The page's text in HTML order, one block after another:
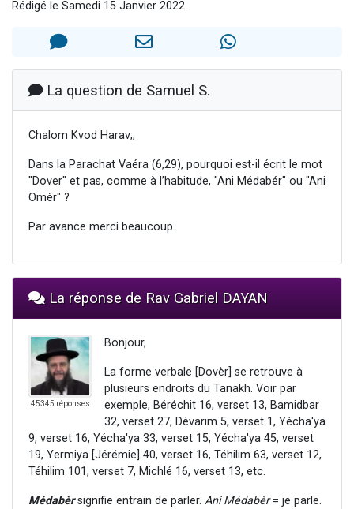
30 personnes viennent de faire un don pour Sauvez la jambe de Yohan
12 nouvelles musiques dans Torah-Box Music
29 personnes viennent de demander une bénédiction
Rédigé le Samedi 15 Janvier 2022
La question de Samuel S.
Chalom Kvod Harav;;
Dans la Parachat Vaéra (6,29), pourquoi est-il écrit le mot
"Dover" et pas, comme à l’habitude, "Ani Médabér" ou "Ani
Omèr" ?
Par avance merci beaucoup.
La réponse de Rav Gabriel DAYAN
45345 réponses
Bonjour,
La forme verbale [Dovèr] se retrouve à
plusieurs endroits du Tanakh. Voir par
exemple, Béréchit 16, verset 13, Bamidbar
32, verset 27, Dévarim 5, verset 1, Yécha'ya
9, verset 16, Yécha'ya 33, verset 15, Yécha'ya 45, verset
19, Yermiya [Jérémie] 40, verset 16, Téhilim 63, verset 12,
Téhilim 101, verset 7, Michlé 16, verset 13, etc.
Médabèrsignifie entrain de parler. Ani Médabèr= je parle.